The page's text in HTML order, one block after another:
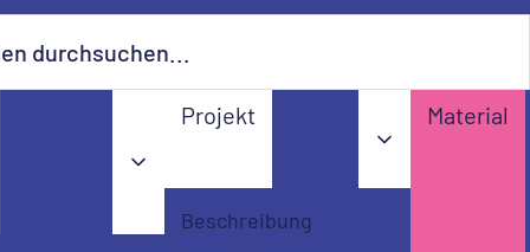
Projekt
Beschreibung
Material